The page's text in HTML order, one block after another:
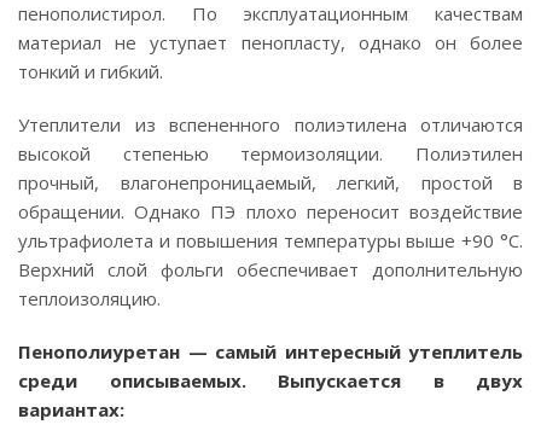
пенополистирол. По эксплуатационным качествам
материал не уступает пенопласту, однако он более
тонкий и гибкий.
Утеплители из вспененного полиэтилена отличаются
высокой степенью термоизоляции. Полиэтилен
прочный, влагонепроницаемый, легкий, простой в
обращении. Однако ПЭ плохо переносит воздействие
ультрафиолета и повышения температуры выше +90 °C.
Верхний слой фольги обеспечивает дополнительную
теплоизоляцию.
Пенополиуретан — самый интересный утеплитель
среди описываемых. Выпускается в двух
вариантах: